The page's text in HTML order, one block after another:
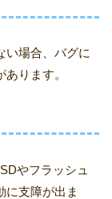
い場合、バグに
ります。
やフラッシュ
に支障が出ま